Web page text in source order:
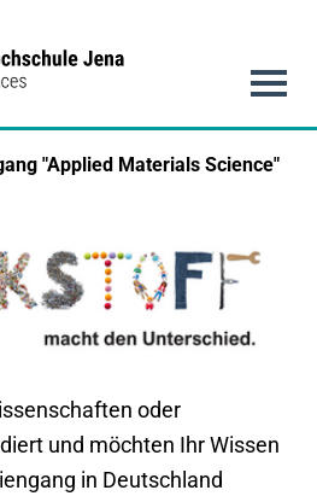
"Applied Materials Science"
oder
und möchten Ihr Wissen
in Deutschland